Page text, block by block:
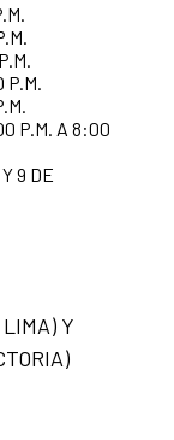
P.M. A 8:00
9 DE
Y